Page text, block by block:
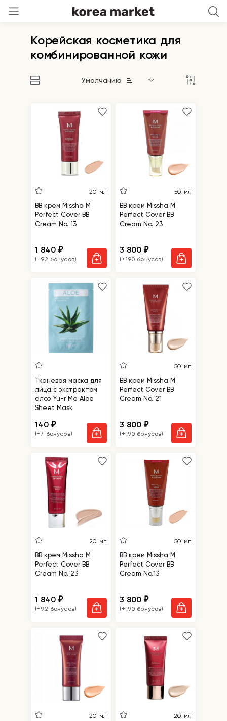
Корейская косметика для
комбинированной кожи
Умолчанию
20 мл
BB крем Missha M
Perfect Cover BB
Cream No. 13
1 840₽
(+92 бонусов)
50 мл
BB крем Missha M
Perfect Cover BB
Cream No. 23
3 800₽
(+190 бонусов)
Тканевая маска для
лица с экстрактом
алоэ Yu-r Me Aloe
Sheet Mask
140₽
(+7 бонусов)
50 мл
BB крем Missha M
Perfect Cover BB
Cream No. 21
3 800₽
(+190 бонусов)
20 мл
BB крем Missha M
Perfect Cover BB
Cream No. 23
1 840₽
(+92 бонусов)
50 мл
BB крем Missha M
Perfect Cover BB
Cream No.13
3 800₽
(+190 бонусов)
20 мл 20 мл